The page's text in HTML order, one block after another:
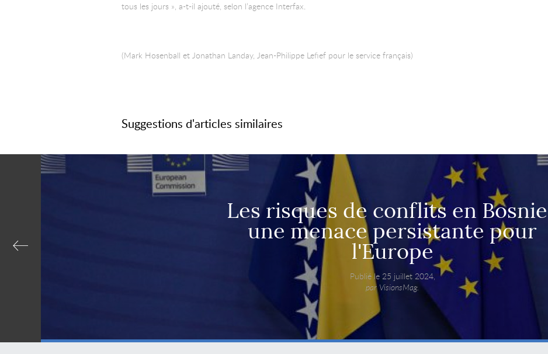
tous les jours », a-t-il ajouté, selon l’agence Interfax.
(Mark Hosenball et Jonathan Landay, Jean-Philippe Lefief pour le service français)
Suggestions d'articles similaires
Les risques de conflits en
une menace persistante pour
l'Europe
Publié le 25 juillet 2024,
par VisionsMag.